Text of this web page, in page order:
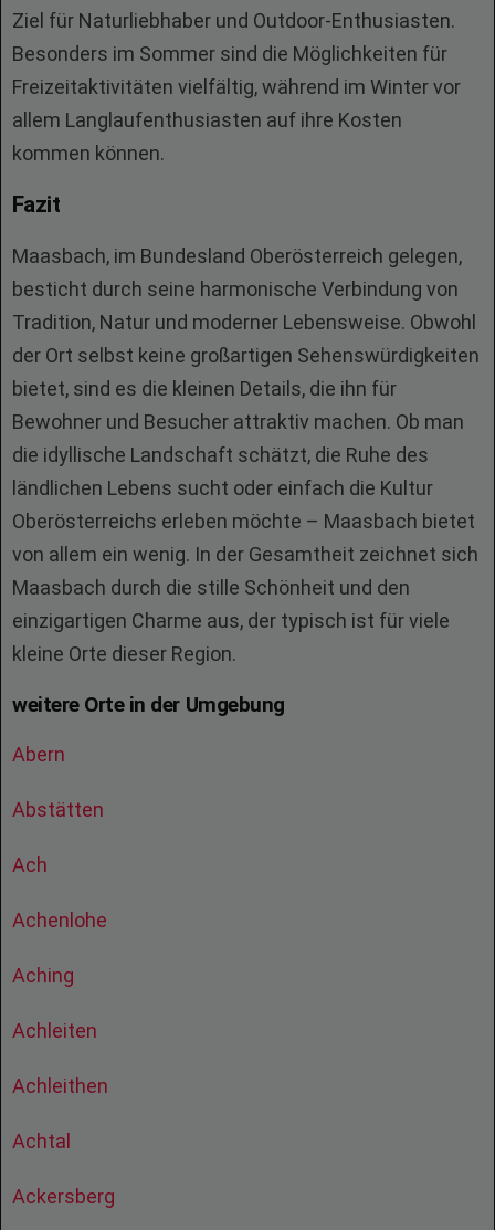
Ziel für Naturliebhaber und Outdoor-Enthusiasten.
Besonders im Sommer sind die Möglichkeiten für
Freizeitaktivitäten vielfältig, während im Winter vor
allem Langlaufenthusiasten auf ihre Kosten
kommen können.
Fazit
Maasbach, im Bundesland Oberösterreich gelegen,
besticht durch seine harmonische Verbindung von
Tradition, Natur und moderner Lebensweise. Obwohl
der Ort selbst keine großartigen Sehenswürdigkeiten
bietet, sind es die kleinen Details, die ihn für
Bewohner und Besucher attraktiv machen. Ob man
die idyllische Landschaft schätzt, die Ruhe des
ländlichen Lebens sucht oder einfach die Kultur
Oberösterreichs erleben möchte – Maasbach bietet
von allem ein wenig. In der Gesamtheit zeichnet sich
Maasbach durch die stille Schönheit und den
einzigartigen Charme aus, der typisch ist für viele
kleine Orte dieser Region.
weitere Orte in der Umgebung
Abern
Abstätten
Ach
Achenlohe
Aching
Achleiten
Achleithen
Achtal
Ackersberg